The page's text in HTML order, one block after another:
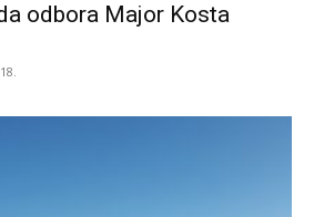
odbora Major Kosta